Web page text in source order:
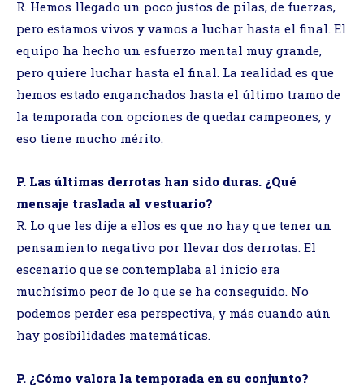
R. Hemos llegado un poco justos de pilas, de fuerzas,
pero estamos vivos y vamos a luchar hasta el final. El
equipo ha hecho un esfuerzo mental muy grande,
pero quiere luchar hasta el final. La realidad es que
hemos estado enganchados hasta el último tramo de
la temporada con opciones de quedar campeones, y
eso tiene mucho mérito.
P. Las últimas derrotas han sido duras. ¿Qué
mensaje traslada al vestuario?
R. Lo que les dije a ellos es que no hay que tener un
pensamiento negativo por llevar dos derrotas. El
escenario que se contemplaba al inicio era
muchísimo peor de lo que se ha conseguido. No
podemos perder esa perspectiva, y más cuando aún
hay posibilidades matemáticas.
P. ¿Cómo valora la temporada en su conjunto?